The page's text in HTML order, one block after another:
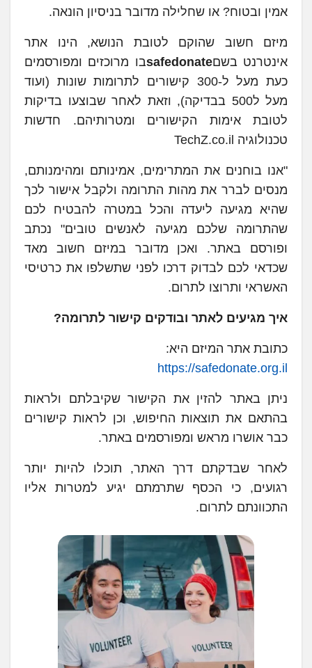
אמין ובטוח? או שחלילה מדובר בניסיון הונאה.
מיזם חשוב שהוקם לטובת הנושא, הינו אתר
אינטרנט בשםsafedonateבו מרוכזים ומפורסמים
כעת מעל ל-300 קישורים לתרומות שונות (ועוד
מעל ל500 בבדיקה), וזאת לאחר שבוצעו בדיקות
לטובת אימות הקישורים ומטרותיהם. חדשות
טכנולוגיה TechZ.co.il
"אנו בוחנים את המתרימים, אמינותם ומהימנותם,
מנסים לברר את מהות התרומה ולקבל אישור לכך
שהיא מגיעה ליעדה והכל במטרה להבטיח לכם
שהתרומה שלכם מגיעה לאנשים טובים" נכתב
ופורסם באתר. ואכן מדובר במיזם חשוב מאד
שכדאי לכם לבדוק דרכו לפני שתשלפו את כרטיסי
האשראי ותרוצו לתרום.
איך מגיעים לאתר ובודקים קישור לתרומה?
כתובת אתר המיזם היא:
https://safedonate.org.il
ניתן באתר להזין את הקישור שקיבלתם ולראות
בהתאם את תוצאות החיפוש, וכן לראות קישורים
כבר אושרו מראש ומפורסמים באתר.
לאחר שבדקתם דרך האתר, תוכלו להיות יותר
רגועים, כי הכסף שתרמתם יגיע למטרות אליו
התכוונתם לתרום.